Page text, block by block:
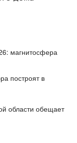
магнитосфера
построят в
области обещает